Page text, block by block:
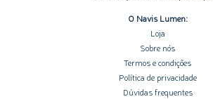
O Navis Lumen:
Loja
Sobre nós
Termos e condições
Política de privacidade
Dúvidas frequentes